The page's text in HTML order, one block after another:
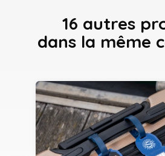
16 autres
dans la même